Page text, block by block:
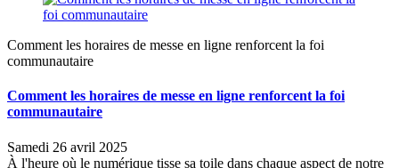
Comment les horaires de messe en ligne renforcent la foi
communautaire
Comment les horaires de messe en ligne renforcent la foi
communautaire
Samedi 26 avril 2025
À l'heure où le numérique tisse sa toile dans chaque aspect de notre